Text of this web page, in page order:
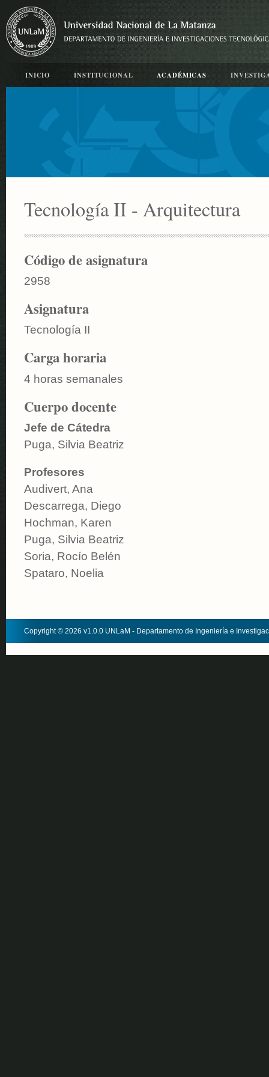
INICIO INSTITUCIONAL ACADÉMICAS
Tecnología II - Arquitectura
Código de asignatura
2958
Asignatura
Tecnología II
Carga horaria
4 horas semanales
Cuerpo docente
Jefe de Cátedra
Puga, Silvia Beatriz
Profesores
Audivert, Ana
Descarrega, Diego
Hochman, Karen
Puga, Silvia Beatriz
Soria, Rocío Belén
Spataro, Noelia
Copyright © 2026 v1.0.0 UNLaM - Departamento de Ingeniería e